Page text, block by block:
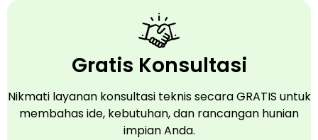
Gratis Konsultasi
Nikmati layanan konsultasi teknis secara GRATIS untuk
membahas ide, kebutuhan, dan rancangan hunian
impian Anda.